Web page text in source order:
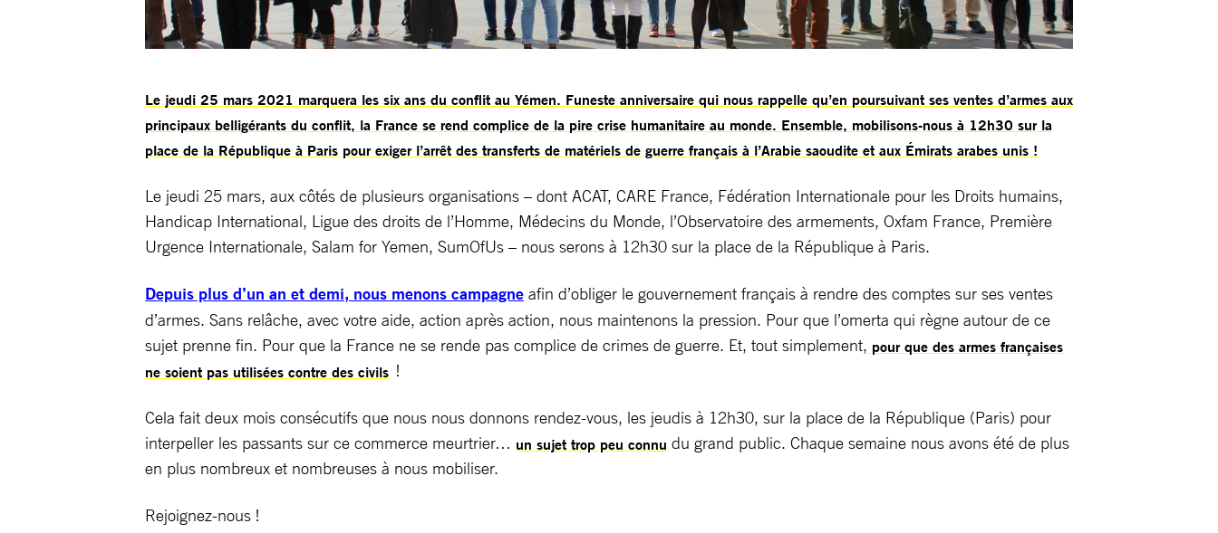
Le jeudi 25 mars 2021 marquera les six ans du conflit au Yémen. Funeste anniversaire qui nous rappelle qu’en poursuivant ses ventes d’armes aux
principaux belligérants du conflit, la France se rend complice de la pire crise humanitaire au monde. Ensemble, mobilisons-nous à 12h30 sur la
place de la République à Paris pour exiger l’arrêt des transferts de matériels de guerre français à l’Arabie saoudite et aux Émirats arabes unis !
Le jeudi 25 mars, aux côtés de plusieurs organisations – dont ACAT, CARE France, Fédération Internationale pour les Droits humains,
Handicap International, Ligue des droits de l’Homme, Médecins du Monde, l’Observatoire des armements, Oxfam France, Première
Urgence Internationale, Salam for Yemen, SumOfUs – nous serons à 12h30 sur la place de la République à Paris.
Depuis plus d’un an et demi, nous menons campagne afin d’obliger le gouvernement français à rendre des comptes sur ses ventes
d’armes. Sans relâche, avec votre aide, action après action, nous maintenons la pression. Pour que l’omerta qui règne autour de ce
sujet prenne fin. Pour que la France ne se rende pas complice de crimes de guerre. Et, tout simplement, pour que des armes françaises
ne soient pas utilisées contre des civils !
Cela fait deux mois consécutifs que nous nous donnons rendez-vous, les jeudis à 12h30, sur la place de la République (Paris) pour
interpeller les passants sur ce commerce meurtrier… un sujet trop peu connu du grand public. Chaque semaine nous avons été de plus
en plus nombreux et nombreuses à nous mobiliser.
Rejoignez-nous !